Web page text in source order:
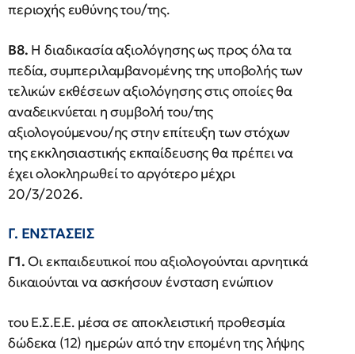
περιοχής ευθύνης του/της.
Β8. Η διαδικασία αξιολόγησης ως προς όλα τα
πεδία, συμπεριλαμβανομένης της υποβολής των
τελικών εκθέσεων αξιολόγησης στις οποίες θα
αναδεικνύεται η συμβολή του/της
αξιολογούμενου/ης στην επίτευξη των στόχων
της εκκλησιαστικής εκπαίδευσης θα πρέπει να
έχει ολοκληρωθεί το αργότερο μέχρι
20/3/2026.
Γ. ΕΝΣΤΑΣΕΙΣ
Γ1. Οι εκπαιδευτικοί που αξιολογούνται αρνητικά
δικαιούνται να ασκήσουν ένσταση ενώπιον
του Ε.Σ.Ε.Ε. μέσα σε αποκλειστική προθεσμία
δώδεκα (12) ημερών από την επομένη της λήψης